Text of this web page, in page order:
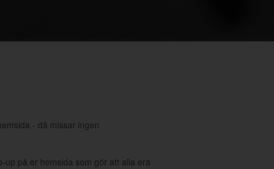
- då missar ingen
up på er hemsida som gör att alla era